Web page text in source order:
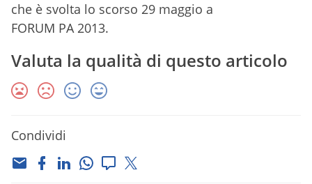
che è svolta lo scorso 29 maggio a
FORUM PA 2013.
Valuta la qualità di questo articolo
Condividi